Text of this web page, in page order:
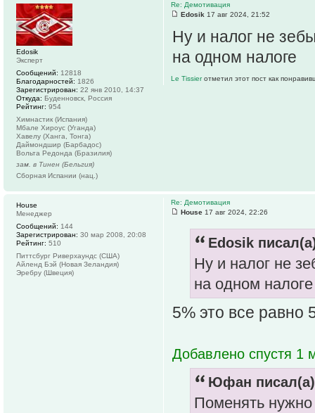
Re: Демотивация
Edosik 17 авг 2024, 21:52
Ну и налог не
на одном налоге
Le Tissierотметил этот пост как
Edosik
Эксперт
Сообщений: 12818
Благодарностей: 1826
Зарегистрирован: 22 янв 2010, 14:37
Откуда: Буденновск, Россия
Рейтинг: 954
Химнастик (Испания)
Мбале Хироус (Уганда)
Хавелу (Ханга, Тонга)
Даймондшир (Барбадос)
Вольта Редонда (Бразилия)
зам. в Тинен (Бельгия)
Сборная Испании (нац.)
Re: Демотивация
House 17 авг 2024, 22:26
Edosik
Ну и налог не
на одном налоге
5% это все равно
Добавлено спустя 1
Юфан
Поменять
House
Менеджер
Сообщений: 144
Зарегистрирован: 30 мар 2008, 20:08
Рейтинг: 510
Питтсбург Риверхаундс (США)
Айленд Бэй (Новая Зеландия)
Эребру (Швеция)